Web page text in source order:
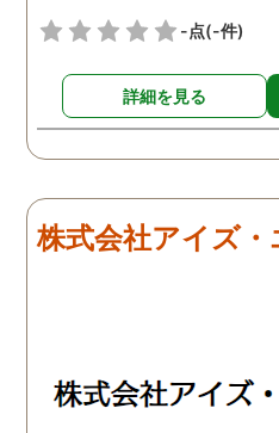
-点(-件)
詳細を見る
株式会社アイズ